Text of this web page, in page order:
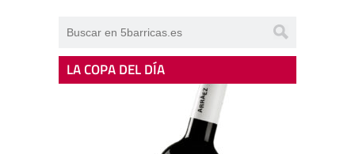
LA COPA DEL DÍA